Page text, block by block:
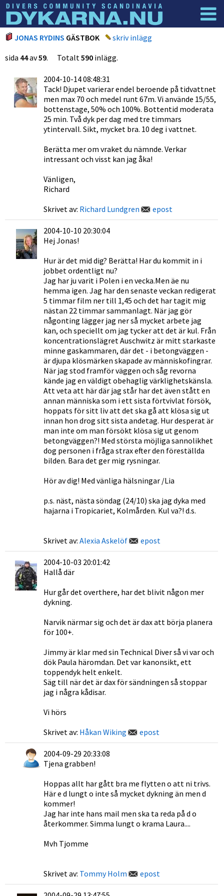
Dyknyheter
JONAS RYDINS GÄSTBOK
skriv inlägg
sida 44av59. Totalt590 inlägg.
2004-10-14 08:48:31
Tack! Djupet varierar endel beroende på tidvattnet
men max 70 och medel runt 67m. Vi använde 15/55,
bottenstage, 50% och 100%. Bottentid moderata
25 min. Två dyk per dag med tre timmars
ytintervall. Sikt, mycket bra. 10 deg i vattnet.
Berätta mer om vraket du nämnde. Verkar
intressant och visst kan jag åka!
Vänligen,
Richard
Skrivet av: Richard Lundgren epost
2004-10-10 20:30:04
Hej Jonas!
Hur är det mid dig? Berätta! Har du kommit in i
jobbet ordentligt nu?
Jag har ju varit i Polen i en vecka.Men äe nu
hemma igen. Jag har den senaste veckan redigerat
5 timmar film ner till 1,45 och det har tagit mig
nästan 22 timmar sammanlagt. När jag gör
någonting lägger jag ner så mycket arbete jag
kan, och speciellt om jag tycker att det är kul. Från
koncentrationslägret Auschwitz är mitt starkaste
minne gaskammaren, där det - i betongväggen -
är djupa klösmärken skapade av människofingrar.
När jag stod framför väggen och såg revorna
kände jag en väldigt obehaglig värklighetskänsla.
Att veta att här där jag står har det även stått en
annan människa som i ett sista förtvivlat försök,
hoppats för sitt liv att det ska gå att klösa sig ut
innan hon drog sitt sista andetag. Hur desperat är
man inte om man försökt klösa sig ut genom
betongväggen?! Med största möjliga sannolikhet
dog personen i fråga strax efter den föreställda
bilden. Bara det ger mig rysningar.
Hör av dig! Med vänliga hälsningar /Lia
p.s. näst, nästa söndag (24/10) ska jag dyka med
hajarna i Tropicariet, Kolmården. Kul va?! d.s.
Skrivet av: Alexia Askelöf epost
2004-10-03 20:01:42
Hallå där
Hur går det overthere, har det blivit någon mer
dykning.
Narvik närmar sig och det är dax att börja planera
för 100+.
Jimmy är klar med sin Technical Diver så vi var och
dök Paula häromdan. Det var kanonsikt, ett
toppendyk helt enkelt.
Säg till när det är dax för sändningen så stoppar
jag i några kådisar.
Vi hörs
Skrivet av: Håkan Wiking epost
2004-09-29 20:33:08
Tjena grabben!
Hoppas allt har gått bra me flytten o att ni trivs.
Här e d lungt o inte så mycket dykning än men d
kommer!
Jag har inte hans mail men ska ta reda på d o
återkommer. Simma lungt o krama Laura....
Mvh Tjomme
Skrivet av: Tommy Holm epost